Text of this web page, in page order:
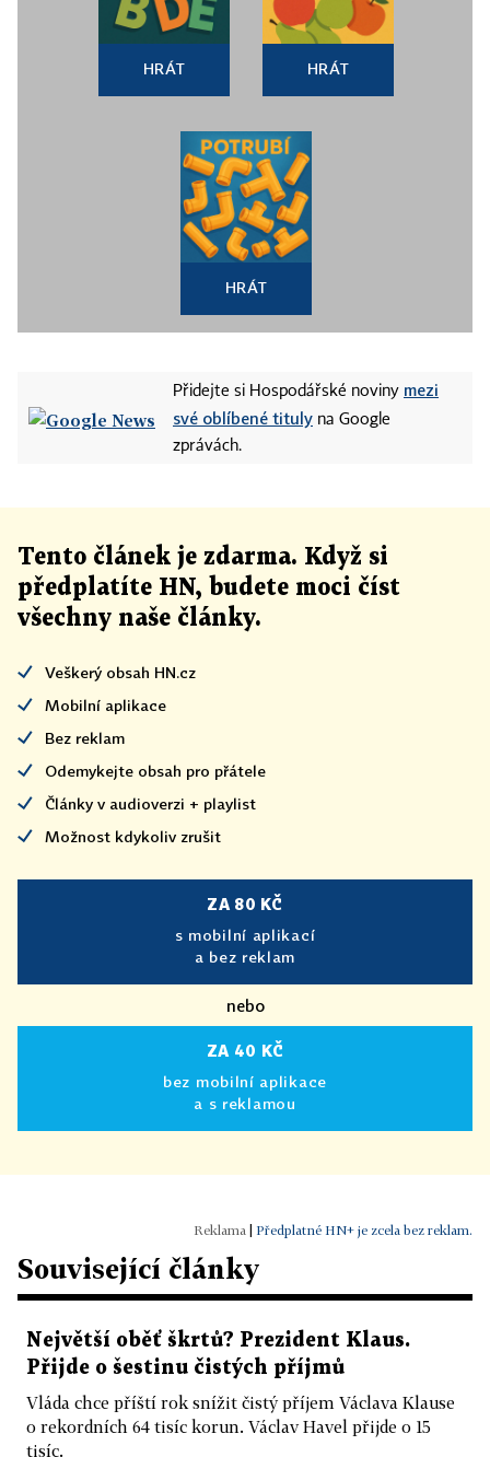
HRÁT HRÁT
HRÁT
Přidejte si Hospodářské noviny mezi
své oblíbené tituly na Google
zprávách.
Tento článek je zdarma. Když si
předplatíte HN, budete moci číst
všechny naše články.
Veškerý obsah HN.cz
Mobilní aplikace
Bez reklam
Odemykejte obsah pro přátele
Články v audioverzi + playlist
Možnost kdykoliv zrušit
ZA 80 KČ
s mobilní aplikací
a bez reklam
nebo
ZA 40 KČ
bez mobilní aplikace
a s reklamou
Předplatné HN+ je zcela bez reklam.
Související články
Největší oběť škrtů? Prezident Klaus.
Přijde o šestinu čistých příjmů
Vláda chce příští rok snížit čistý příjem Václava Klause
o rekordních 64 tisíc korun. Václav Havel přijde o 15
tisíc.